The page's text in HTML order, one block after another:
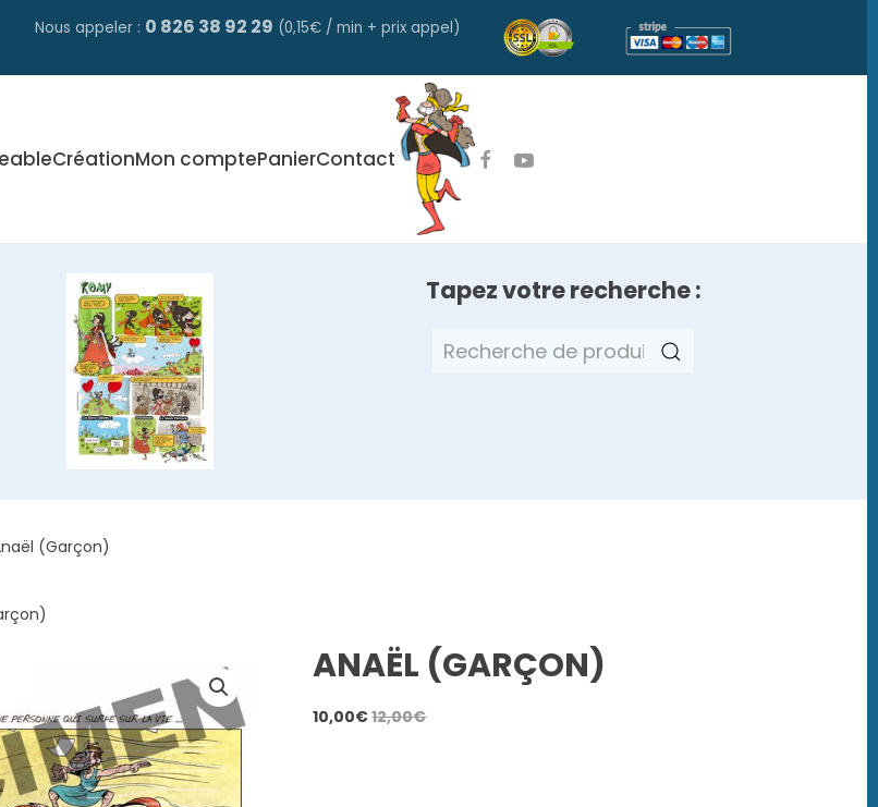
Nous appeler : 0 826 38 92 29 (0,15€ / min + prix appel)
CréationMon comptePanierContact
Tapez votre recherche :
Recherche
(Garçon)
ANAËL (GARÇON)
10,00€12,00€